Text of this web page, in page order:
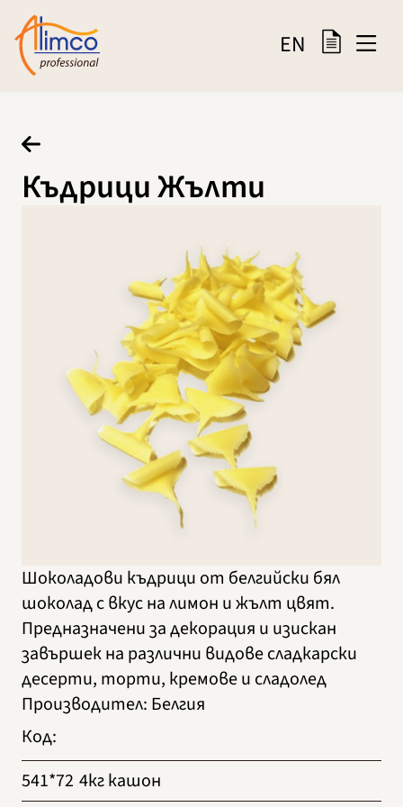
EN
Къдрици Жълти
Шоколадови къдрици от белгийски бял
шоколад с вкус на лимон и жълт цвят.
Предназначени за декорация и изискан
завършек на различни видове сладкарски
десерти, торти, кремове и сладолед
Производител: Белгия
Код:
541*72 4кг кашон